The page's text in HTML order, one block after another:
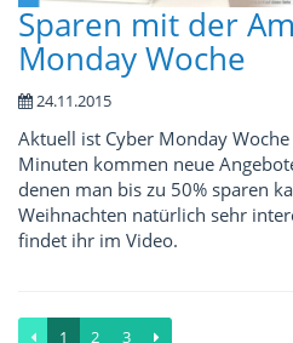
Sparen mit der
Monday Woche
24.11.2015
Aktuell ist Cyber Monday
Minuten kommen neue
denen man bis zu 50% sparen
Weihnachten natürlich sehr
findet ihr im Video.
1 2 3